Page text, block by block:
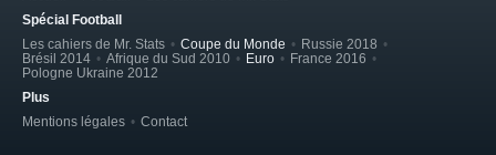
Spécial Football
Les cahiers de Mr. Stats
Coupe du Monde
Russie 2018
Brésil 2014
Afrique du Sud 2010 Euro
France 2016
Pologne Ukraine 2012
Plus
Mentions légales
Contact